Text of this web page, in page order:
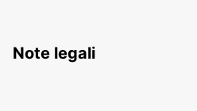
Note legali